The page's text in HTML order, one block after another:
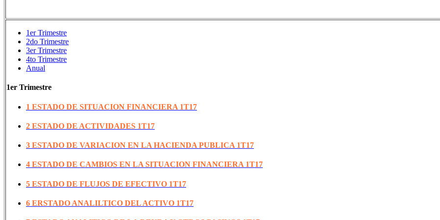
1er Trimestre
2do Trimestre
3er Trimestre
4to Trimestre
Anual
1er Trimestre
1 ESTADO DE SITUACION FINANCIERA 1T17
2 ESTADO DE ACTIVIDADES 1T17
3 ESTADO DE VARIACION EN LA HACIENDA PUBLICA 1T17
4 ESTADO DE CAMBIOS EN LA SITUACION FINANCIERA 1T17
5 ESTADO DE FLUJOS DE EFECTIVO 1T17
6 ERSTADO ANALILTICO DEL ACTIVO 1T17